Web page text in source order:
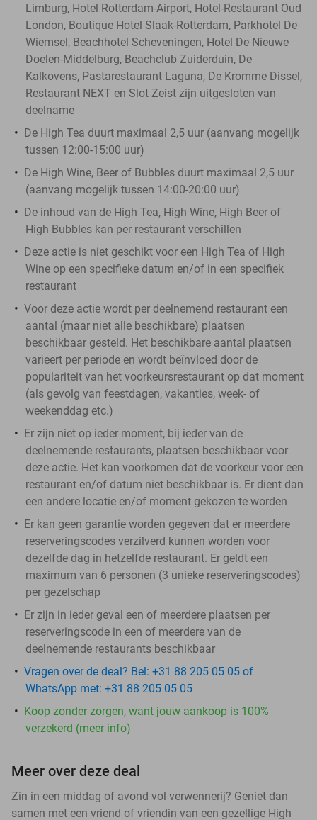
Limburg, Hotel Rotterdam-Airport, Hotel-Restaurant Oud
London, Boutique Hotel Slaak-Rotterdam, Parkhotel De
Wiemsel, Beachhotel Scheveningen, Hotel De Nieuwe
Doelen-Middelburg, Beachclub Zuiderduin, De
Kalkovens, Pastarestaurant Laguna, De Kromme Dissel,
Restaurant NEXT en Slot Zeist zijn uitgesloten van
deelname
De High Tea duurt maximaal 2,5 uur (aanvang mogelijk
tussen 12:00-15:00 uur)
De High Wine, Beer of Bubbles duurt maximaal 2,5 uur
(aanvang mogelijk tussen 14:00-20:00 uur)
De inhoud van de High Tea, High Wine, High Beer of
High Bubbles kan per restaurant verschillen
Deze actie is niet geschikt voor een High Tea of High
Wine op een specifieke datum en/of in een specifiek
restaurant
Voor deze actie wordt per deelnemend restaurant een
aantal (maar niet alle beschikbare) plaatsen
beschikbaar gesteld. Het beschikbare aantal plaatsen
varieert per periode en wordt beïnvloed door de
populariteit van het voorkeursrestaurant op dat moment
(als gevolg van feestdagen, vakanties, week- of
weekenddag etc.)
Er zijn niet op ieder moment, bij ieder van de
deelnemende restaurants, plaatsen beschikbaar voor
deze actie. Het kan voorkomen dat de voorkeur voor een
restaurant en/of datum niet beschikbaar is. Er dient dan
een andere locatie en/of moment gekozen te worden
Er kan geen garantie worden gegeven dat er meerdere
reserveringscodes verzilverd kunnen worden voor
dezelfde dag in hetzelfde restaurant. Er geldt een
maximum van 6 personen (3 unieke reserveringscodes)
per gezelschap
Er zijn in ieder geval een of meerdere plaatsen per
reserveringscode in een of meerdere van de
deelnemende restaurants beschikbaar
Vragen over de deal? Bel: +31 88 205 05 05 of
WhatsApp met: +31 88 205 05 05
Koop zonder zorgen, want jouw aankoop is 100%
verzekerd (meer info)
Meer over deze deal
Zin in een middag of avond vol verwennerij? Geniet dan
samen met een vriend of vriendin van een gezellige High